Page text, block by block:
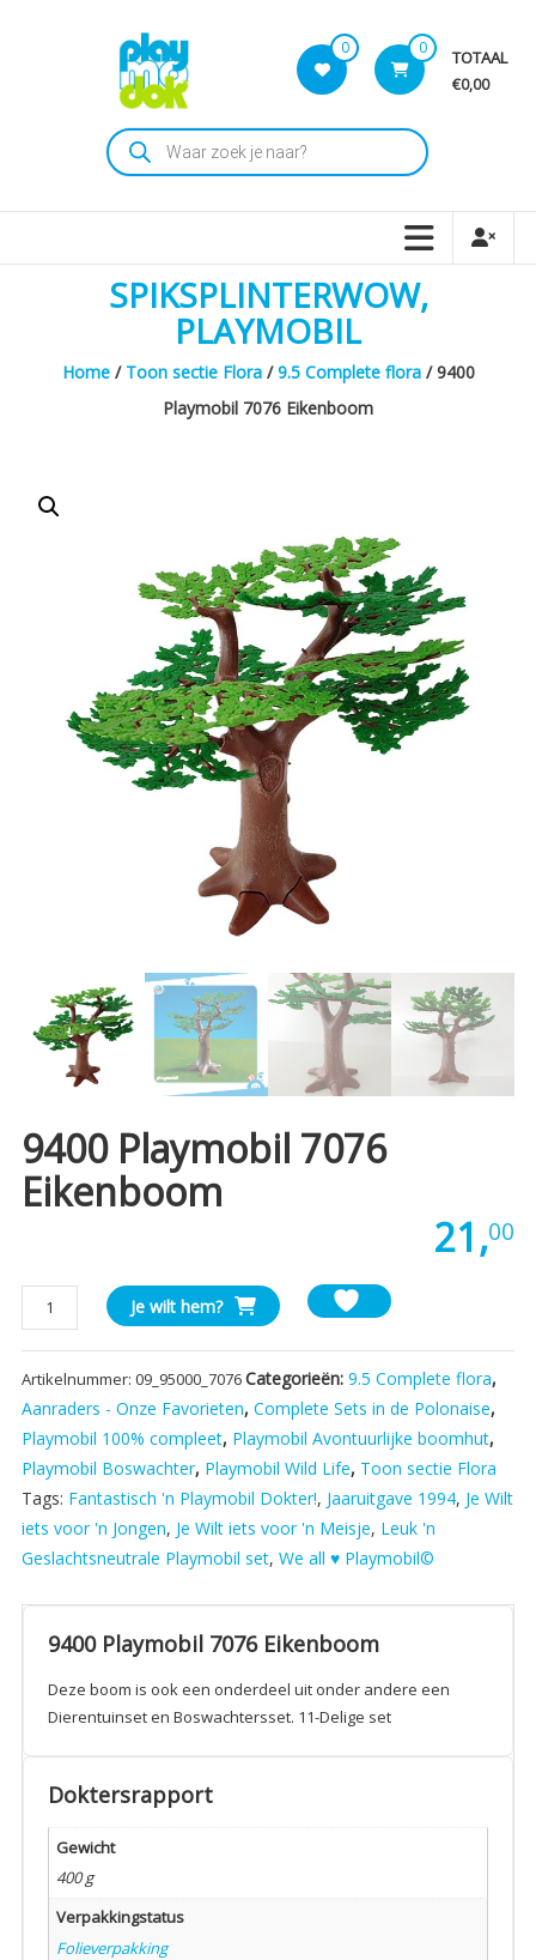
Playmodok
Tweedehands
dromen
voor
iedereen
0 0 TOTAAL
€0,00
Producten
zoeken
SPIKSPLINTERWOW,
PLAYMOBIL
Home/ Toon sectie Flora/9.5 Complete flora/ 9400
Playmobil 7076 Eikenboom
9400 Playmobil 7076
Eikenboom
21,00
9400
Playmobil
7076
Eikenboom
aantal
Je wilt hem?
Artikelnummer: 09_95000_7076Categorieën: 9.5 Complete flora,
Aanraders - Onze Favorieten, Complete Sets in de Polonaise,
Playmobil 100% compleet, Playmobil Avontuurlijke boomhut,
Playmobil Boswachter, Playmobil Wild Life, Toon sectie Flora
Tags: Fantastisch 'n Playmobil Dokter!, Jaaruitgave 1994, Je Wilt
iets voor 'n Jongen, Je Wilt iets voor 'n Meisje, Leuk 'n
Geslachtsneutrale Playmobil set, We all ♥ Playmobil©
9400 Playmobil 7076 Eikenboom
Deze boom is ook een onderdeel uit onder andere een
Dierentuinset en Boswachtersset. 11-Delige set
Doktersrapport
Gewicht
400 g
Verpakkingstatus
Folieverpakking